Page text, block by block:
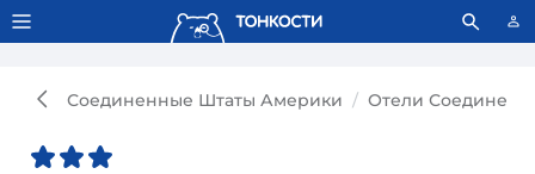
Тонкости используют сookie-файлы. Что это значит?
Соединенные Штаты Америки Отели